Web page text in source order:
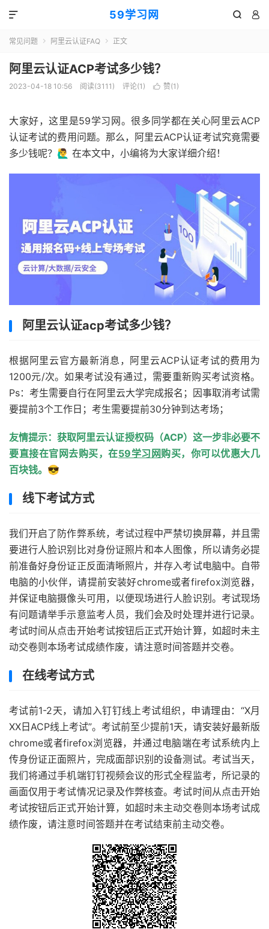
59学习网  

常见问题  阿里云认证FAQ  正文
阿里云认证ACP考试多少钱？
2023-04-18 10:56 阅读(3111) 评论(1)  赞(1 )
大家好，这里是59学习网。很多同学都在关心阿里云ACP
认证考试的费用问题。那么，阿里云ACP认证考试究竟需要
多少钱呢？🙋‍♂️ 在本文中，小编将为大家详细介绍！
阿里云认证acp考试多少钱？
根据阿里云官方最新消息，阿里云ACP认证考试的费用为
1200元/次。如果考试没有通过，需要重新购买考试资格。
Ps：考生需要自行在阿里云大学完成报名；因事取消考试需
要提前3个工作日；考生需要提前30分钟到达考场；
友情提示：获取阿里云认证授权码（ACP）这一步非必要不
要直接在官网去购买，在59学习网购买，你可以优惠大几
百块钱。😎
线下考试方式
我们开启了防作弊系统，考试过程中严禁切换屏幕，并且需
要进行人脸识别比对身份证照片和本人图像，所以请务必提
前准备好身份证正反面清晰照片，并存入考试电脑中。自带
电脑的小伙伴，请提前安装好chrome或者firefox浏览器，
并保证电脑摄像头可用，以便现场进行人脸识别。考试现场
有问题请举手示意监考人员，我们会及时处理并进行记录。
考试时间从点击开始考试按钮后正式开始计算，如超时未主
动交卷则本场考试成绩作废，请注意时间答题并交卷。
在线考试方式
考试前1-2天，请加入钉钉线上考试组织，申请理由：“X月
XX日ACP线上考试”。考试前至少提前1天，请安装好最新版
chrome或者firefox浏览器，并通过电脑端在考试系统内上
传身份证正面照片，完成面部识别的设备测试。考试当天，
我们将通过手机端钉钉视频会议的形式全程监考，所记录的
画面仅用于考试情况记录及作弊核查。考试时间从点击开始
考试按钮后正式开始计算，如超时未主动交卷则本场考试成
绩作废，请注意时间答题并在考试结束前主动交卷。